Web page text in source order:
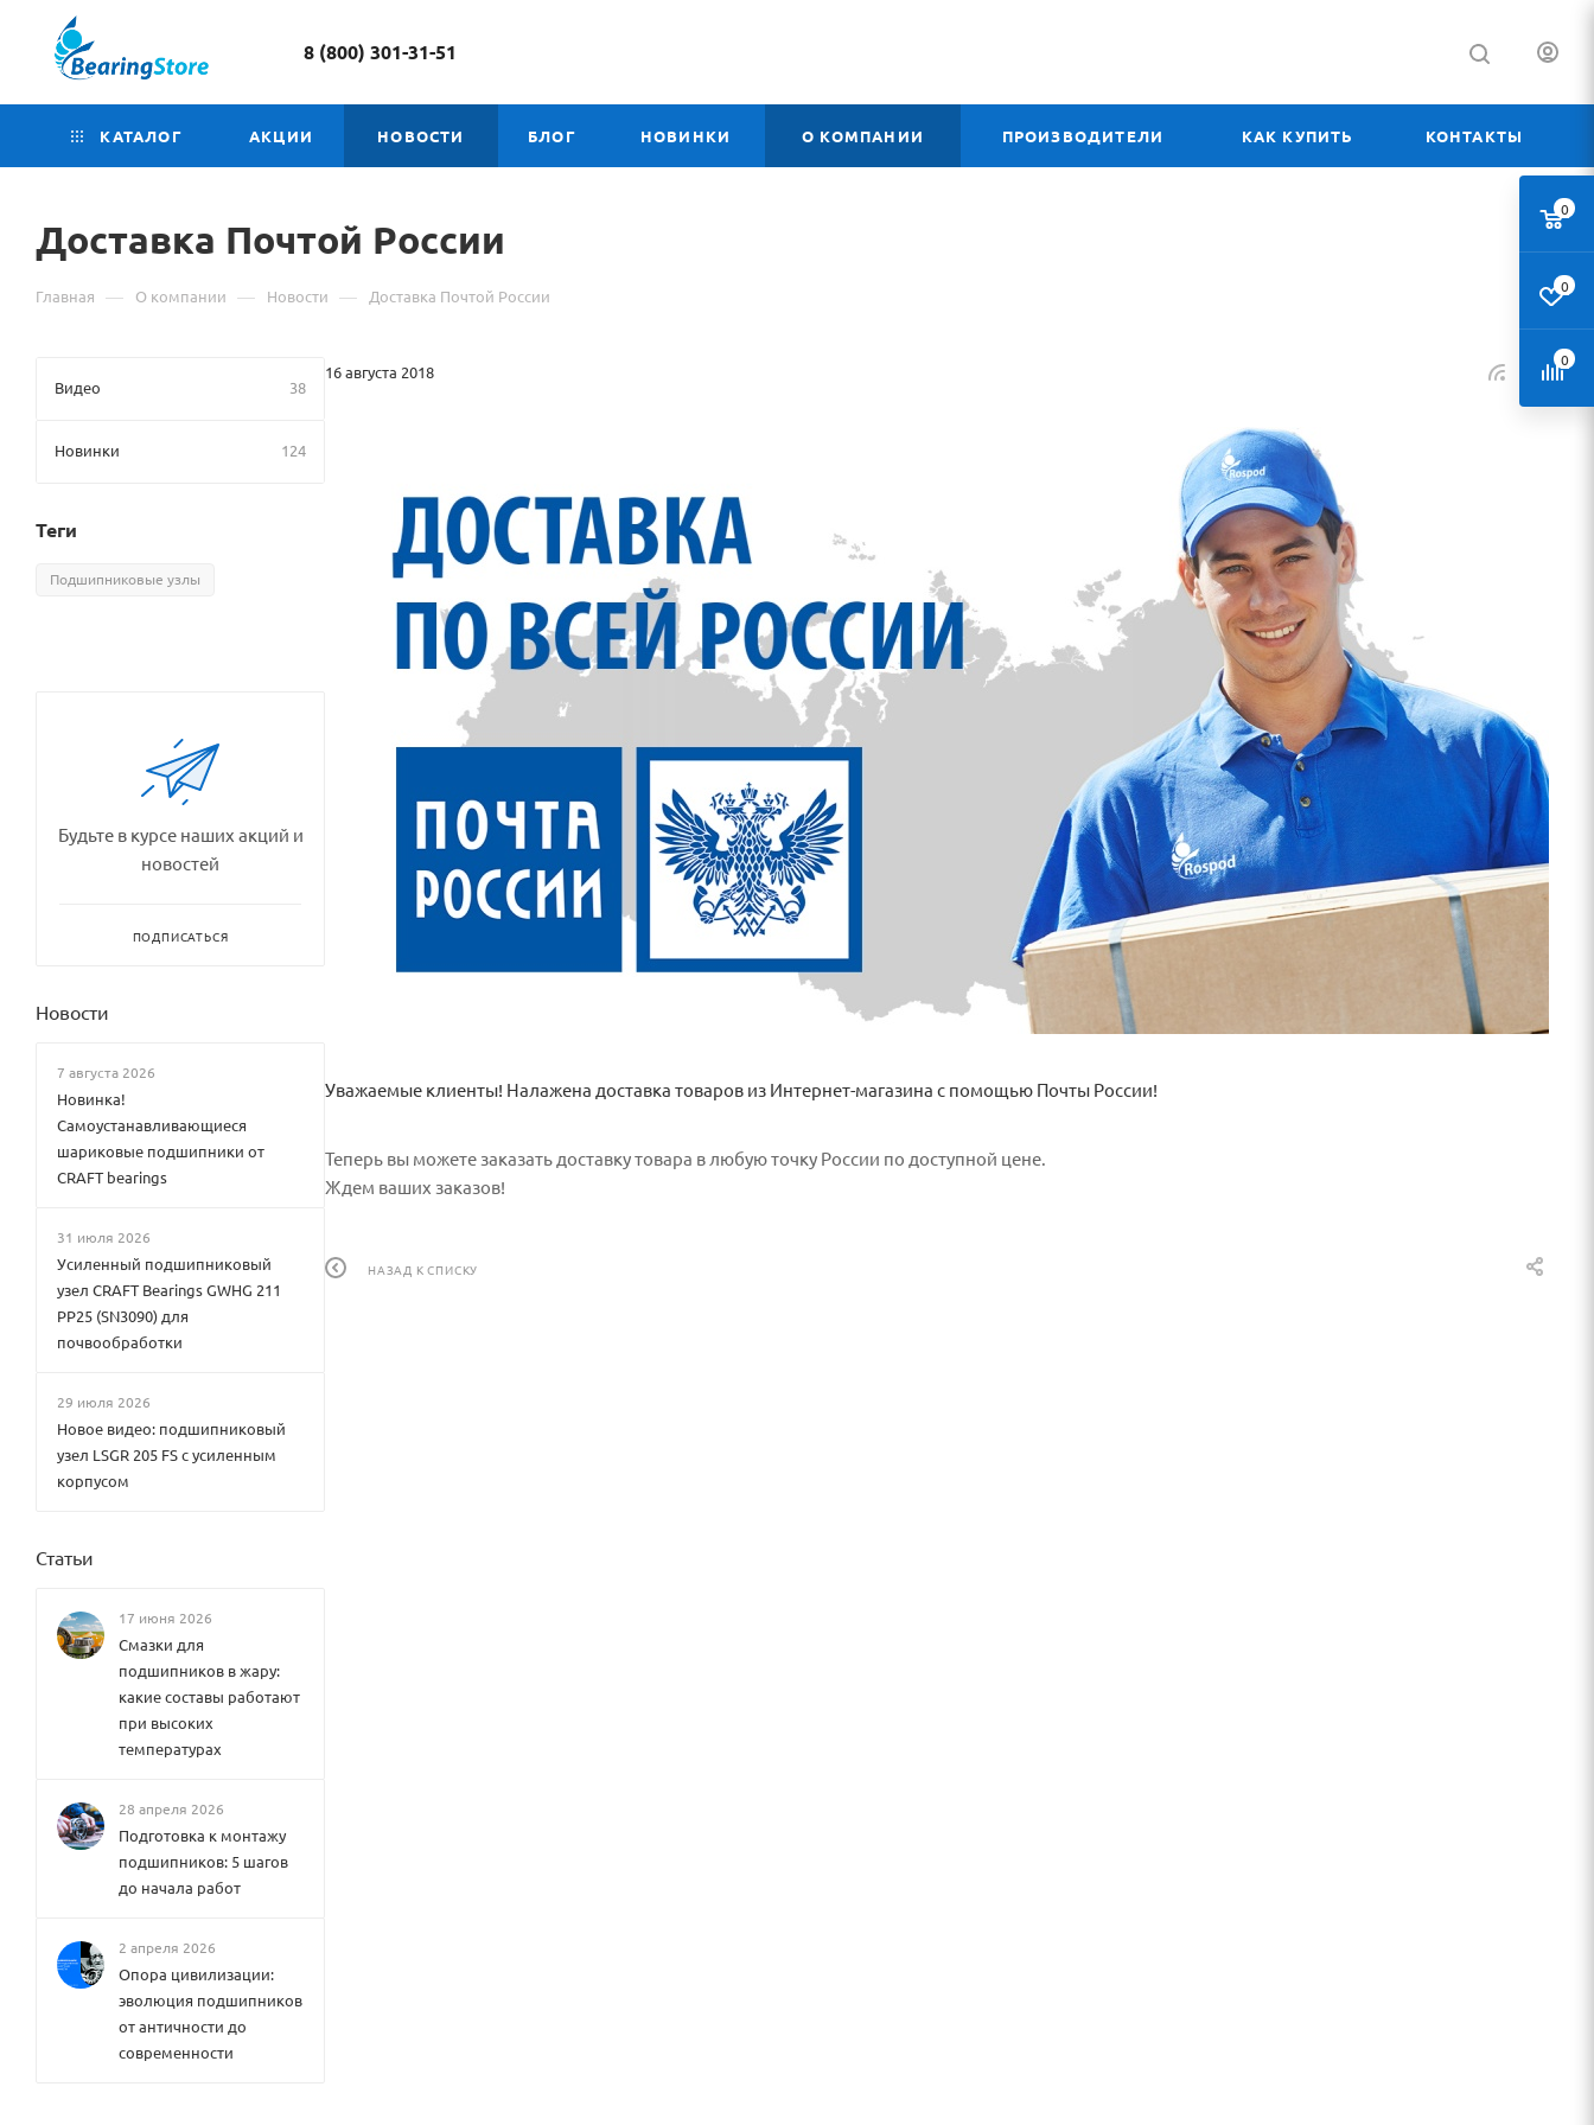
8 (800) 301-31-51
КАТАЛОГ АКЦИИ НОВОСТИ БЛОГ НОВИНКИ О КОМПАНИИ ПРОИЗВОДИТЕЛИ КАК КУПИТЬ КОНТАКТЫ
Доставка Почтой России
Главная — О компании — Новости — Доставка Почтой России
16 августа 2018
Уважаемые клиенты! Налажена доставка товаров из Интернет-магазина с помощью Почты России!
Теперь вы можете заказать доставку товара в любую точку России по доступной цене.
Ждем ваших заказов!
НАЗАД К СПИСКУ
Видео 38
Новинки 124
Теги
Подшипниковые узлы
Будьте в курсе наших акций и
новостей
ПОДПИСАТЬСЯ
Новости
7 августа 2026
Новинка!
Самоустанавливающиеся
шариковые подшипники от
CRAFT bearings
31 июля 2026
Усиленный подшипниковый
узел CRAFT Bearings GWHG 211
PP25 (SN3090) для
почвообработки
29 июля 2026
Новое видео: подшипниковый
узел LSGR 205 FS с усиленным
корпусом
Статьи
17 июня 2026
Смазки для
подшипников в жару:
какие составы работают
при высоких
температурах
28 апреля 2026
Подготовка к монтажу
подшипников: 5 шагов
до начала работ
2 апреля 2026
Опора цивилизации:
эволюция подшипников
от античности до
современности
0
0
0